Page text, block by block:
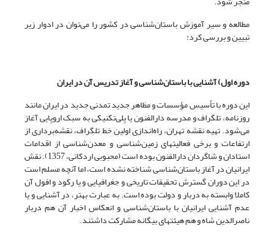
مطالعه و سیر آموزش باستان‌شناسی در کشور را می‌توان در ادوار زیر
تبیین و بررسی کرد:
دوره اول) آشنایی با باستان‌شناسی و آغاز تدریس آن در ایران
این دوره با تأسیس مؤسسات و مظاهر جدید تمدنی جدید در ایران مانند
روزنامه، تلگراف و مدرسه دارالفنون یا پلی‌تکنیکی به سبک اروپایی آغاز
می‌شود. تهیه نقشه تهران، راه‌اندازی اولین خط تلگراف، نقشه‌برداری از
ارتفاعات و برخی فعالیتهای زمین‌شناسی و معدن‌شناسی از اقدامات
استادان و شاگردان دارالفنون بوده است (محبوبی اردکانی، 1357). نقش
ایرانیان در آغاز باستان‌شناسی شناخته نشده است، اما آنچه مسلم است
در این دوران گسترش تحقیقات تاریخی و جغرافیایی و یا رکود و افول آن
کاملا وابسته به دربار و دولت بوده است. به عبارت بهتر، در آشنایی و یا
عدم آشنایی ایرانیان با باستان‌شناسی و انعکاس اخبار آن هم دربار
ناصرالدین شاه و هم هیئتهای بیگانه مشارکت داشتند.